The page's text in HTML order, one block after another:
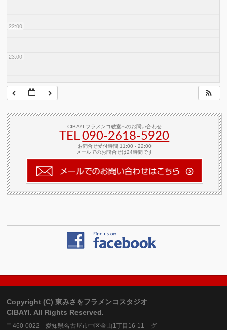
22:00
23:00
CIBAYI フラメンコ教室へのお問い合わせ
TEL090-2618‐5920
お問合せ受付時間 11:00 - 22:00
メールでのお問合せは24時間です
Copyright (C) 東みさをフラメンコスタジオ
CIBAYI. All Rights Reserved.
〒460-0022 愛知県名古屋市中区金山1丁目16-11 グ